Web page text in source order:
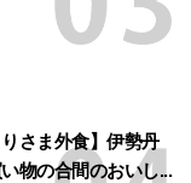
りさま外食】伊勢丹
物の合間のおいし...